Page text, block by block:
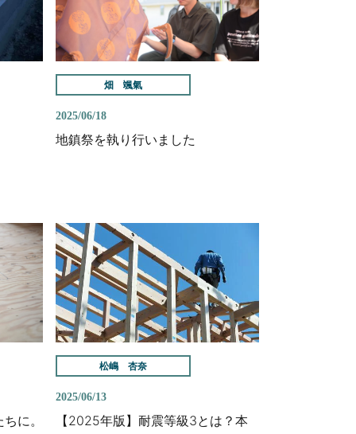
畑 颯氣
2025/06/18
地鎮祭を執り行いました
に。
松嶋 杏奈
2025/06/13
【2025年版】耐震等級3とは？本